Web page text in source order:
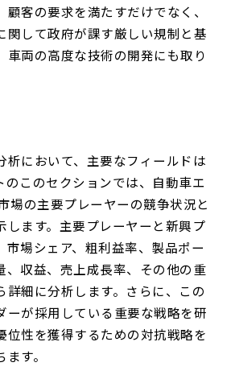
客の要求を満たすだけでなく、
関して政府が課す厳しい規制と基
車両の高度な技術の開発にも取り
析において、主要なフィールドは
のこのセクションでは、自動車エ
場の主要プレーヤーの競争状況と
します。主要プレーヤーと新興プ
市場シェア、粗利益率、製品ポー
、収益、売上成長率、その他の重
詳細に分析します。さらに、この
ーが採用している重要な戦略を研
位性を獲得するための対抗戦略を
す。